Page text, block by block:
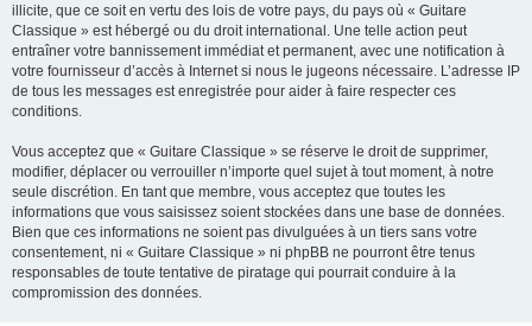
illicite, que ce soit en vertu des lois de votre pays, du pays où « Guitare
Classique » est hébergé ou du droit international. Une telle action peut
entraîner votre bannissement immédiat et permanent, avec une notification à
votre fournisseur d’accès à Internet si nous le jugeons nécessaire. L’adresse IP
de tous les messages est enregistrée pour aider à faire respecter ces
conditions.
Vous acceptez que « Guitare Classique » se réserve le droit de supprimer,
modifier, déplacer ou verrouiller n’importe quel sujet à tout moment, à notre
seule discrétion. En tant que membre, vous acceptez que toutes les
informations que vous saisissez soient stockées dans une base de données.
Bien que ces informations ne soient pas divulguées à un tiers sans votre
consentement, ni « Guitare Classique » ni phpBB ne pourront être tenus
responsables de toute tentative de piratage qui pourrait conduire à la
compromission des données.